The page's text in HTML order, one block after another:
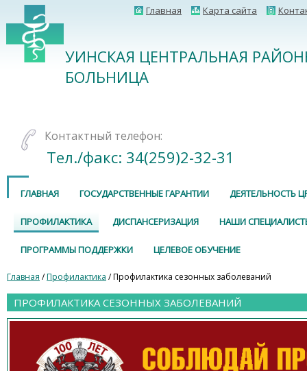
Главная Карта сайта
УИНСКАЯ ЦЕНТРАЛЬНАЯ
БОЛЬНИЦА
Контактный телефон:
Тел./факс: 34(259)2-32-31
ГЛАВНАЯ ГОСУДАРСТВЕННЫЕ ГАРАНТИИ ДЕЯТЕЛЬНОСТЬ
ПРОФИЛАКТИКА ДИСПАНСЕРИЗАЦИЯ НАШИ
ПРОГРАММЫ ПОДДЕРЖКИ ЦЕЛЕВОЕ ОБУЧЕНИЕ
Главная /Профилактика / Профилактика сезонных заболеваний
ПРОФИЛАКТИКА СЕЗОННЫХ ЗАБОЛЕВАНИЙ